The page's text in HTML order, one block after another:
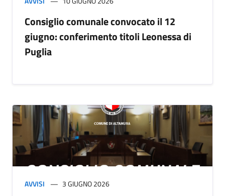
Consiglio comunale convocato il 12
giugno: conferimento titoli Leonessa di
Puglia
AVVISI 3 GIUGNO 2026